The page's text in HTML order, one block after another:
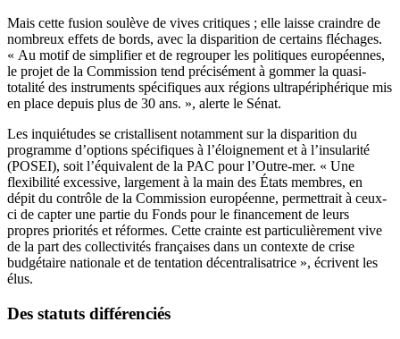
Mais cette fusion soulève de vives critiques ; elle laisse craindre de
nombreux effets de bords, avec la disparition de certains fléchages.
« Au motif de simplifier et de regrouper les politiques européennes,
le projet de la Commission tend précisément à gommer la quasi-
totalité des instruments spécifiques aux régions ultrapériphérique mis
en place depuis plus de 30 ans. », alerte le Sénat.
Les inquiétudes se cristallisent notamment sur la disparition du
programme d’options spécifiques à l’éloignement et à l’insularité
(POSEI), soit l’équivalent de la PAC pour l’Outre-mer. « Une
flexibilité excessive, largement à la main des États membres, en
dépit du contrôle de la Commission européenne, permettrait à ceux-
ci de capter une partie du Fonds pour le financement de leurs
propres priorités et réformes. Cette crainte est particulièrement vive
de la part des collectivités françaises dans un contexte de crise
budgétaire nationale et de tentation décentralisatrice », écrivent les
élus.
Des statuts différenciés